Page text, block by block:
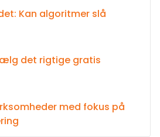
Kan algoritmer slå
det rigtige gratis
med fokus på